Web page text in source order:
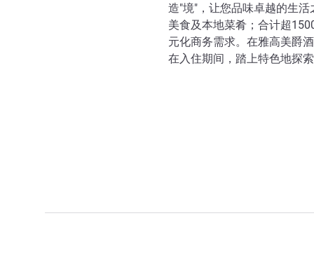
造"境"，让您品味卓越的生
美食及本地菜肴；合计超
元化商务需求。在雅高美爵
在入住期间，踏上特色地探